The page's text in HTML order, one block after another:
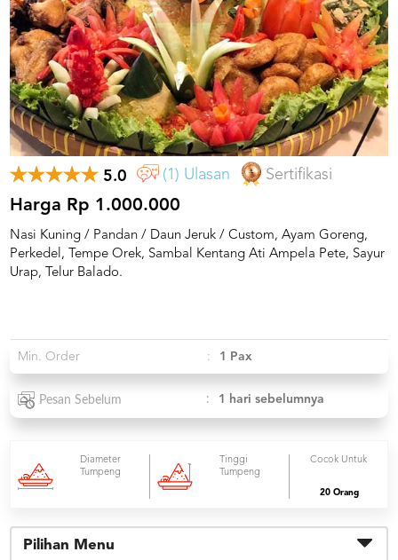
US
CATERERS
BLOG
TERMS
&
CONDITIONS
CALL
CENTER
021
3494
LOGIN
DAFTAR
5.0 (1) Ulasan Sertifikasi
Harga Rp 1.000.000
Nasi Kuning / Pandan / Daun Jeruk / Custom, Ayam Goreng,
Perkedel, Tempe Orek, Sambal Kentang Ati Ampela Pete, Sayur
Urap, Telur Balado.
Min. Order : 1 Pax
Pesan Sebelum : 1 hari sebelumnya
Diameter
Tumpeng
Tinggi
Tumpeng
Cocok Untuk
20 Orang
Pilihan Menu